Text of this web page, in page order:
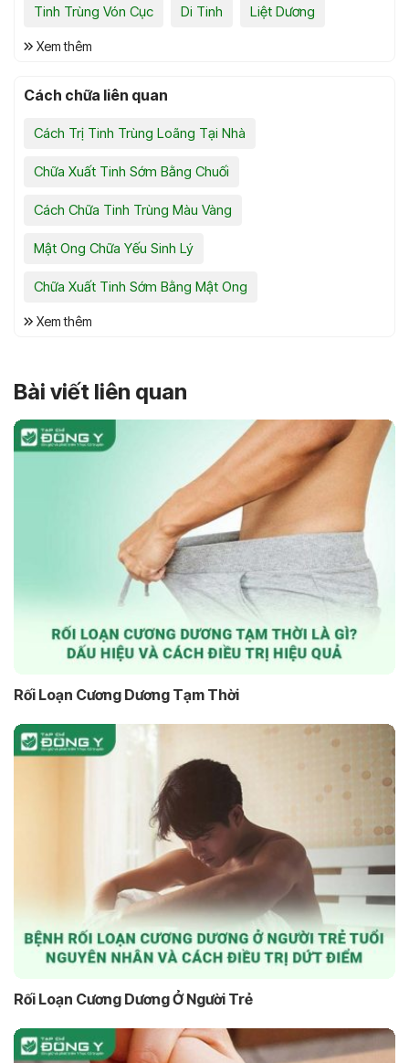
Tinh Trùng Vón Cục Di Tinh Liệt Dương
Xem thêm
Cách chữa liên quan
Cách Trị Tinh Trùng Loãng Tại Nhà
Chữa Xuất Tinh Sớm Bằng Chuối
Cách Chữa Tinh Trùng Màu Vàng
Mật Ong Chữa Yếu Sinh Lý
Chữa Xuất Tinh Sớm Bằng Mật Ong
Xem thêm
Bài viết liên quan
Rối Loạn Cương Dương Tạm Thời
Rối Loạn Cương Dương Ở Người Trẻ